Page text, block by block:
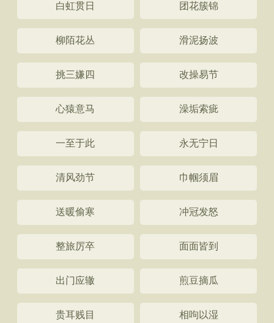
白虹贯日 团花簇锦
柳陌花丛 滑泥扬波
挑三嫌四 改操易节
心猿意马 澡垢索疵
一至于此 永无宁日
清风劲节 巾帼须眉
送暖偷寒 冲冠发怒
整旅厉卒 面面皆到
出门应辙 煎豆摘瓜
贵耳贱目 相呴以湿